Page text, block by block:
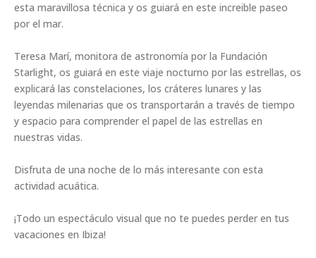
esta maravillosa técnica y os guiará en este increible paseo
por el mar.
Teresa Marí, monitora de astronomía por la Fundación
Starlight, os guiará en este viaje nocturno por las estrellas, os
explicará las constelaciones, los cráteres lunares y las
leyendas milenarias que os transportarán a través de tiempo
y espacio para comprender el papel de las estrellas en
nuestras vidas.
Disfruta de una noche de lo más interesante con esta
actividad acuática.
¡Todo un espectáculo visual que no te puedes perder en tus
vacaciones en Ibiza!